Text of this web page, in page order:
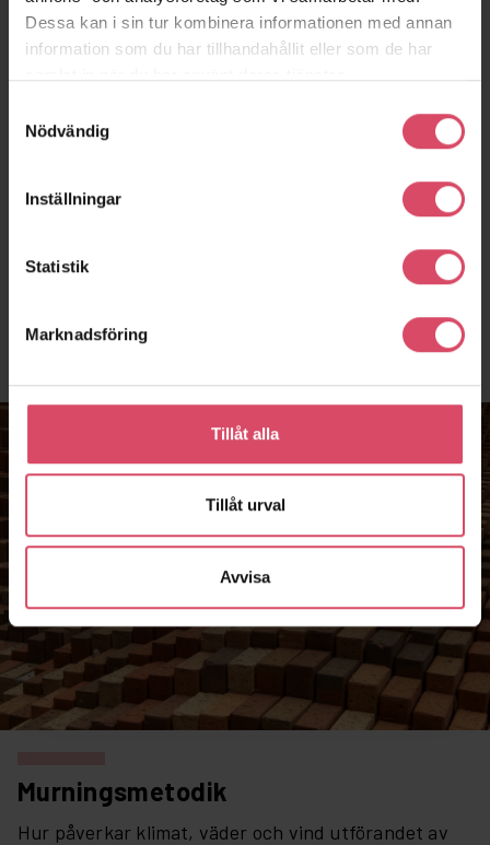
Dessa kan i sin tur kombinera informationen med annan
information som du har tillhandahållit eller som de har
Nödvändig
Inställningar
Statistik
Marknadsföring
Tillåt alla
Tillåt urval
Avvisa
Fristående murar
Tegel i undertak
Murningsmetodik
Hur påverkar klimat, väder och vind utförandet av